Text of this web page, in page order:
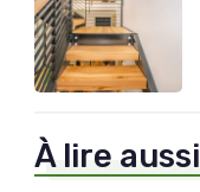
À lire aussi